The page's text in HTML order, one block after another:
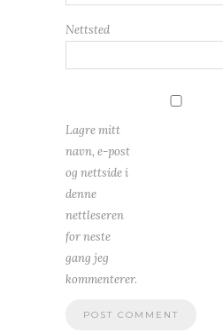
Nettsted
Lagre mitt
navn, e-post
og nettside i
denne
nettleseren
for neste
gang jeg
kommenterer.